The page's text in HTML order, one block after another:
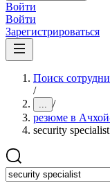
Войти
Войти
Зарегистрироваться
Поиск
/
... /
резюме в
security specialist